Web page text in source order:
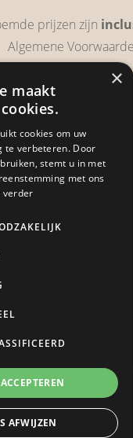
prijzen zijn
Algemene
Garantie &
verzendtijden
Heb je een klacht?
154
- 2026Boulevard de la
stiekem liever zelf houdt·
voorbehouden
Ontwikkeling door
×
maakt
cookies om uw
te verbeteren. Door
stemt u in met
met ons
verder
AFWIJZEN